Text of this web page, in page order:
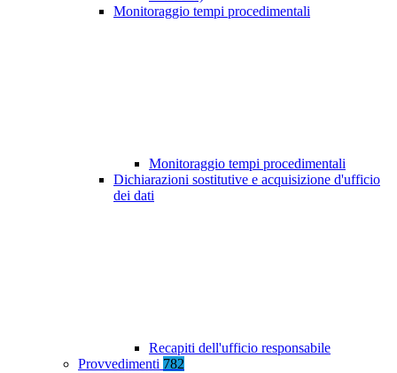
Monitoraggio tempi procedimentali
Monitoraggio tempi procedimentali
Dichiarazioni sostitutive e acquisizione d'ufficio
dei dati
Recapiti dell'ufficio responsabile
Provvedimenti 782